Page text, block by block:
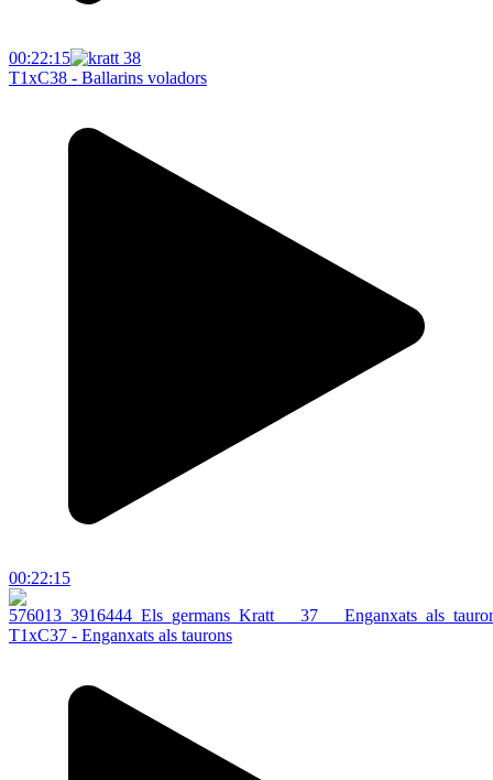
00:22:15
T1xC38 - Ballarins voladors
00:22:15
T1xC37 - Enganxats als taurons